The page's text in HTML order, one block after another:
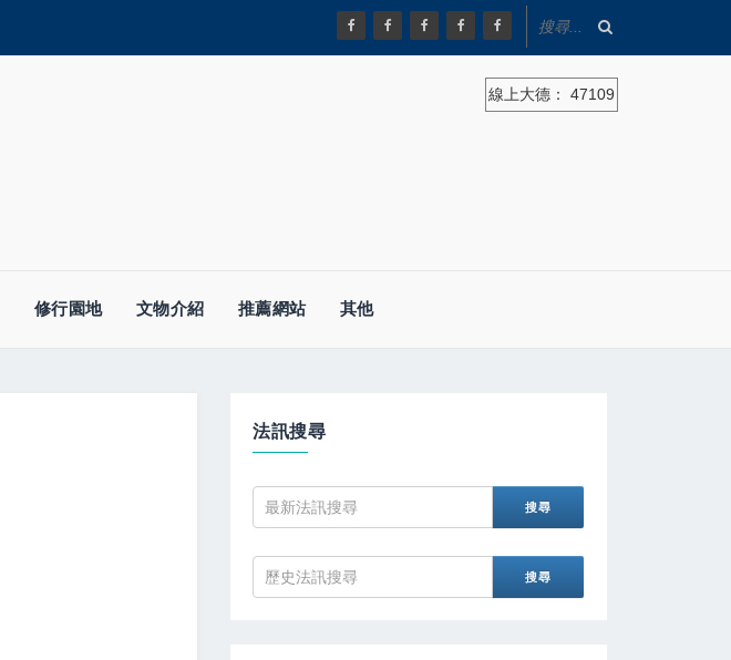
線上大德： 47109
修行園地 文物介紹 推薦網站 其他
法訊搜尋